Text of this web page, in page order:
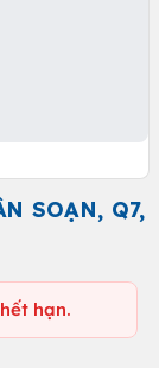
SOẠN, Q7,
hạn.